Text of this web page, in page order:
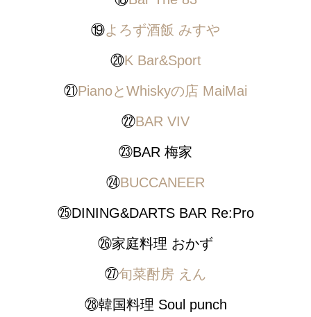
⑲よろず酒飯 みすや
⑳K Bar&Sport
㉑PianoとWhiskyの店 MaiMai
㉒BAR VIV
㉓BAR 梅家
㉔BUCCANEER
㉕DINING&DARTS BAR Re:Pro
㉖家庭料理 おかず
㉗旬菜酎房 えん
㉘韓国料理 Soul punch